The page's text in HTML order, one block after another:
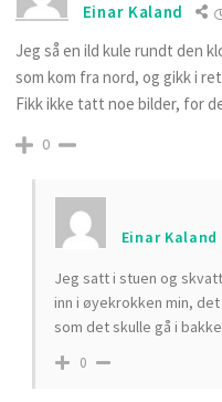
Einar Kaland
Jeg så en ild kule rundt den
som kom fra nord, og gikk i
Fikk ikke tatt noe bilder, for
0
Einar Kaland
Jeg satt i stuen og
inn i øyekrokken min,
som det skulle gå i
0